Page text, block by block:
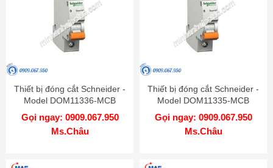
Thiết bị đóng cắt Schneider -
Model DOM11336-MCB
Gọi ngay: 0909.067.950
Ms.Châu
Thiết bị đóng cắt Schneider -
Model DOM11335-MCB
Gọi ngay: 0909.067.950
Ms.Châu